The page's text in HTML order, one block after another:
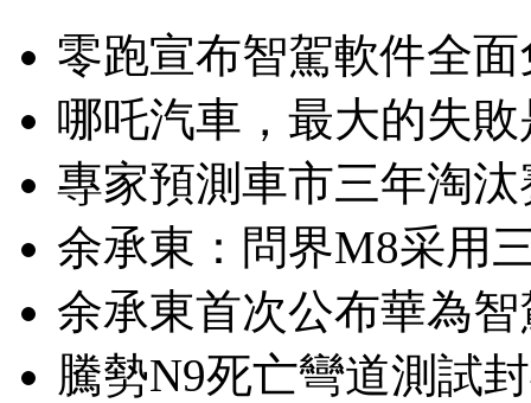
零跑宣布智駕軟件全
哪吒汽車，最大的失
專家預測車市三年淘汰
余承東：問界M8采用
余承東首次公布華為
騰勢N9死亡彎道測試封